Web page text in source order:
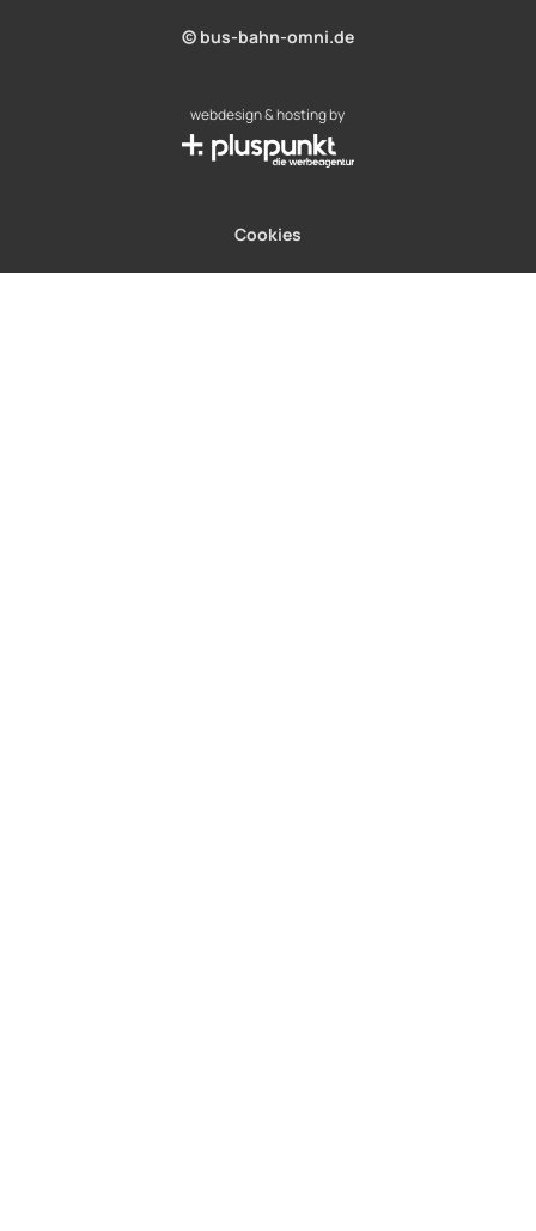
© bus-bahn-omni.de
webdesign & hosting by
Cookies